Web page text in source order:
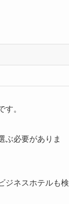
。
ぶ必要がありま
ジネスホテルも検